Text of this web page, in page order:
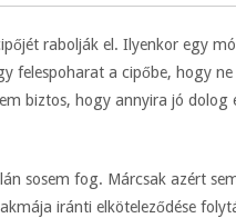
rabolják el. Ilyenkor egy
felespoharat a cipőbe, hogy
biztos, hogy annyira jó
sosem fog. Márcsak azért
iránti elköteleződése